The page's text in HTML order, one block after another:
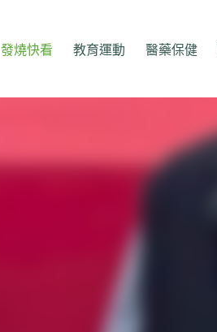
發燒快看 教育運動 醫藥保健